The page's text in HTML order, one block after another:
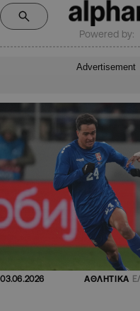
Powered by:
Advertisement
03.06.2026 ΑΘΛΗΤΙΚΑ